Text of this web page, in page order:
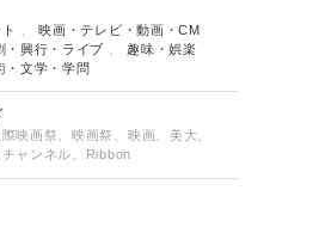
、映画・テレビ・動画・CM
・興行・ライブ 、趣味・娯楽
・文学・学問
映画祭、映画祭、映画、美大、
ャンネル、Ribbon